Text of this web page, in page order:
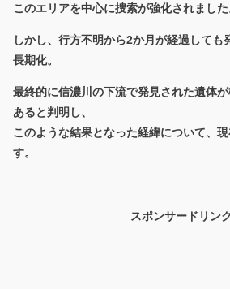
このエリアを中心に捜索が強化されました
しかし、行方不明から2か月が経過しても
長期化。
最終的に信濃川の下流で発見された遺体
あると判明し、
このような結果となった経緯について、
す。
スポンサードリンク